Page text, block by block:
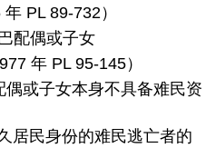
PL 89-732）
配偶或子女
年 PL 95-145）
偶或子女本身不具备难民资
居民身份的难民逃亡者的